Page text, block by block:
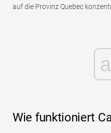
auf die Provinz Quebec
Wie funktioniert